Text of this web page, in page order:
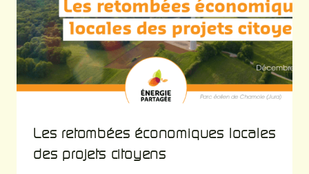
Les retombées économiques locales
des projets citoyens